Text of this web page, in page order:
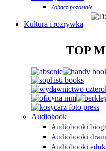
Zobacz pozostałe
Kultura i rozrywka
TOP
Audiobook
Audiobooki
Audiobooki
Audiobooki